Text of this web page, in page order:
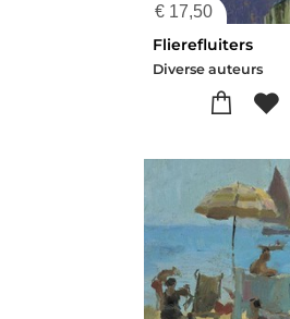
€ 17,50
Flierefluiters
Diverse auteurs